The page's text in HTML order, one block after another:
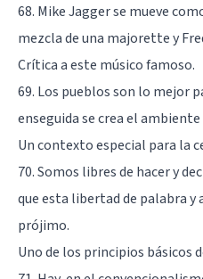
68. Mike Jagger se mueve
mezcla de una majorette y
Crítica a este músico famoso.
69. Los pueblos son lo mejor
enseguida se crea el
Un contexto especial para la
70. Somos libres de hacer y
que esta libertad de palabra y
prójimo.
Uno de los principios básicos